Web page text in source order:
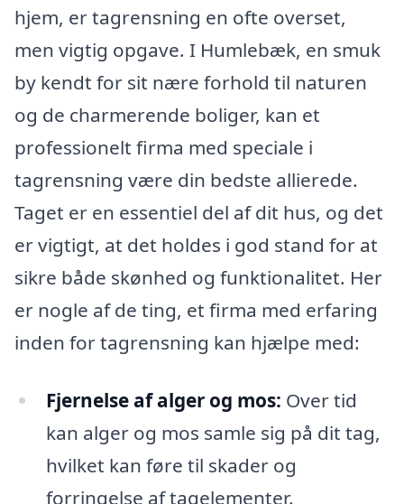
hjem, er tagrensning en ofte overset,
men vigtig opgave. I Humlebæk, en smuk
by kendt for sit nære forhold til naturen
og de charmerende boliger, kan et
professionelt firma med speciale i
tagrensning være din bedste allierede.
Taget er en essentiel del af dit hus, og det
er vigtigt, at det holdes i god stand for at
sikre både skønhed og funktionalitet. Her
er nogle af de ting, et firma med erfaring
inden for tagrensning kan hjælpe med:
Fjernelse af alger og mos: Over tid
kan alger og mos samle sig på dit tag,
hvilket kan føre til skader og
forringelse af tagelementer.